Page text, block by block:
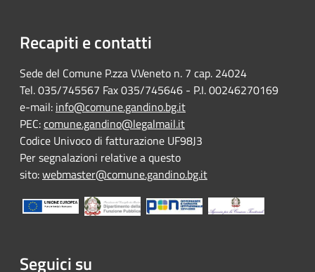
Recapiti e contatti
Sede del Comune P.zza V.Veneto n. 7 cap. 24024
Tel. 035/745567 Fax 035/745646 - P.I. 00246270169
e-mail: info@comune.gandino.bg.it
PEC:comune.gandino@legalmail.it
Codice Univoco di fatturazione UF98J3
Per segnalazioni relative a questo
sito:webmaster@comune.gandino.bg.it
Seguici su